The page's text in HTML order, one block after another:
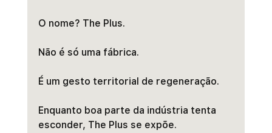
O nome? The Plus.
Não é só uma fábrica.
É um gesto territorial de regeneração.
Enquanto boa parte da indústria tenta
esconder, The Plus se expõe.